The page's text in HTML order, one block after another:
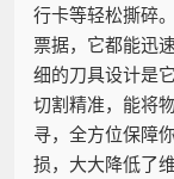
行卡等轻松撕碎
票据，它都能迅
细的刀具设计是
切割精准，能将
寻，全方位保障
损，大大降低了